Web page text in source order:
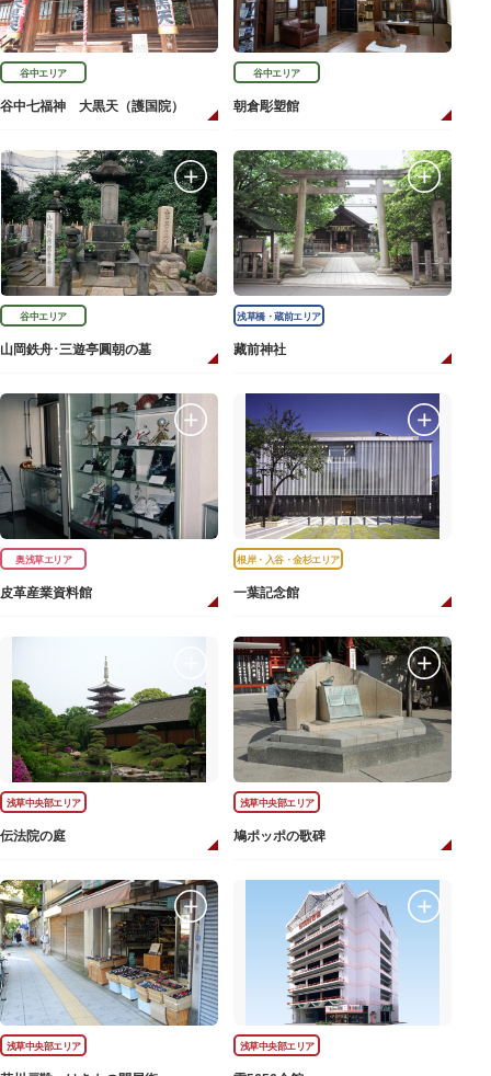
谷中エリア
谷中七福神 大黒天（護国院）
谷中エリア
朝倉彫塑館
谷中エリア
山岡鉄舟･三遊亭圓朝の墓
浅草橋・蔵前エリア
藏前神社
奥浅草エリア
皮革産業資料館
根岸・入谷・金杉エリア
一葉記念館
浅草中央部エリア
伝法院の庭
浅草中央部エリア
鳩ポッポの歌碑
浅草中央部エリア 浅草中央部エリア